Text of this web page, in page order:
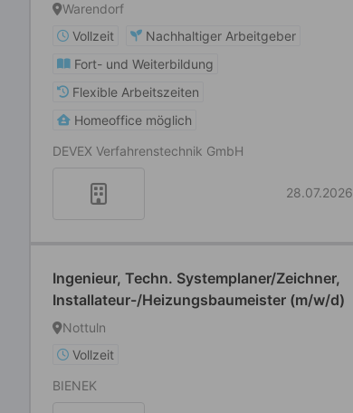
Warendorf
Vollzeit
Nachhaltiger Arbeitgeber
Fort- und Weiterbildung
Flexible Arbeitszeiten
Homeoffice möglich
DEVEX Verfahrenstechnik GmbH
28.07.2026
Ingenieur, Techn. Systemplaner/Zeichner,
Installateur-/Heizungsbaumeister (m/w/d)
Nottuln
Vollzeit
BIENEK